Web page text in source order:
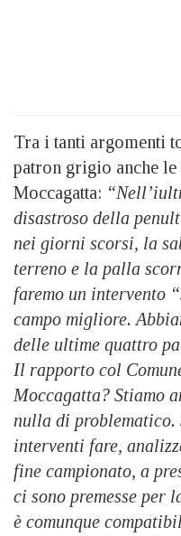
Tra i tanti argomenti
patron grigio anche
Moccagatta:
disastroso della
nei giorni scorsi, la
terreno e la palla
faremo un intervento
campo migliore.
delle ultime quattro
Il rapporto col
Moccagatta? Stiamo
nulla di problematico.
interventi fare,
fine campionato, a
ci sono premesse per
è comunque